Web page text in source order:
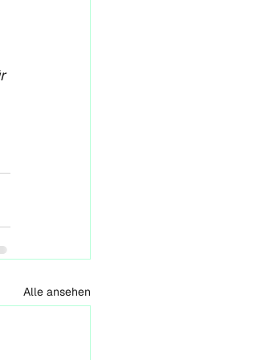
Alle ansehen